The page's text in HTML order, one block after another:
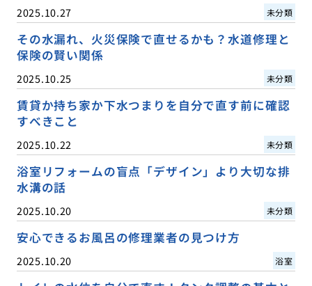
2025.10.27 未分類
その水漏れ、火災保険で直せるかも？水道修理と
保険の賢い関係
2025.10.25 未分類
賃貸か持ち家か下水つまりを自分で直す前に確認
すべきこと
2025.10.22 未分類
浴室リフォームの盲点「デザイン」より大切な排
水溝の話
2025.10.20 未分類
安心できるお風呂の修理業者の見つけ方
2025.10.20 浴室